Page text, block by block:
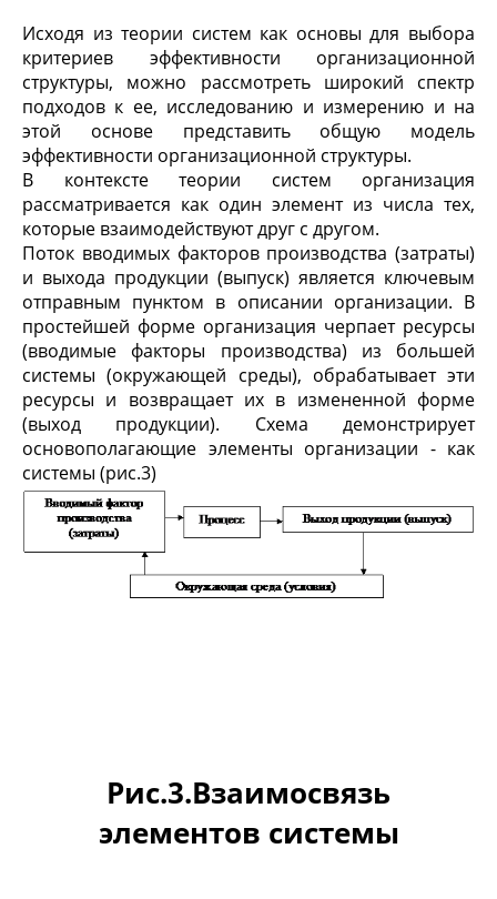
Исходя из теории систем как основы для выбора
критериев эффективности организационной
структуры, можно рассмотреть широкий спектр
подходов к ее, исследованию и измерению и на
этой основе представить общую модель
эффективности организационной структуры.
В контексте теории систем организация
рассматривается как один элемент из числа тех,
которые взаимодействуют друг с другом.
Поток вводимых факторов производства (затраты)
и выхода продукции (выпуск) является ключевым
отправным пунктом в описании организации. В
простейшей форме организация черпает ресурсы
(вводимые факторы производства) из большей
системы (окружающей среды), обрабатывает эти
ресурсы и возвращает их в измененной форме
(выход продукции). Схема демонстрирует
основополагающие элементы организации - как
системы (рис.3)
Рис.3.Взаимосвязь
элементов системы